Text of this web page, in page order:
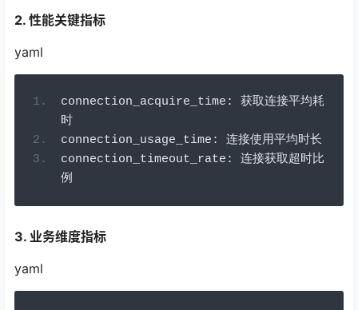
2. 性能关键指标
yaml
connection_acquire_time :
获取连接平均耗
时
connection_usage_time :
连接使用平均时长
connection_timeout_rate :
连接获取超时比
例
3. 业务维度指标
yaml